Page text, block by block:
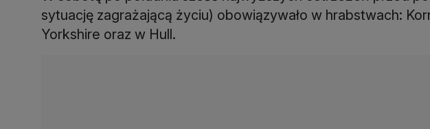
sytuację zagrażającą życiu) obowiązywało w hrabstwach:
Yorkshire oraz w Hull.